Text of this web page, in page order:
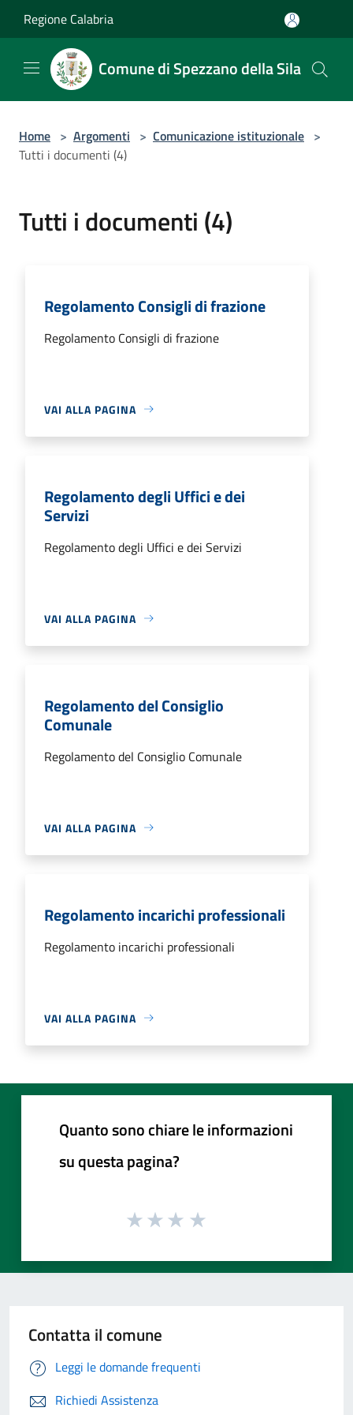
Regione Calabria
Comune di Spezzano della Sila
Home > Argomenti > Comunicazione istituzionale >
Tutti i documenti (4)
Tutti i documenti (4)
Regolamento Consigli di frazione
Regolamento Consigli di frazione
VAI ALLA PAGINA
Regolamento degli Uffici e dei
Servizi
Regolamento degli Uffici e dei Servizi
VAI ALLA PAGINA
Regolamento del Consiglio
Comunale
Regolamento del Consiglio Comunale
VAI ALLA PAGINA
Regolamento incarichi professionali
Regolamento incarichi professionali
VAI ALLA PAGINA
Quanto sono chiare le informazioni
su questa pagina?
Contatta il comune
Leggi le domande frequenti
Richiedi Assistenza